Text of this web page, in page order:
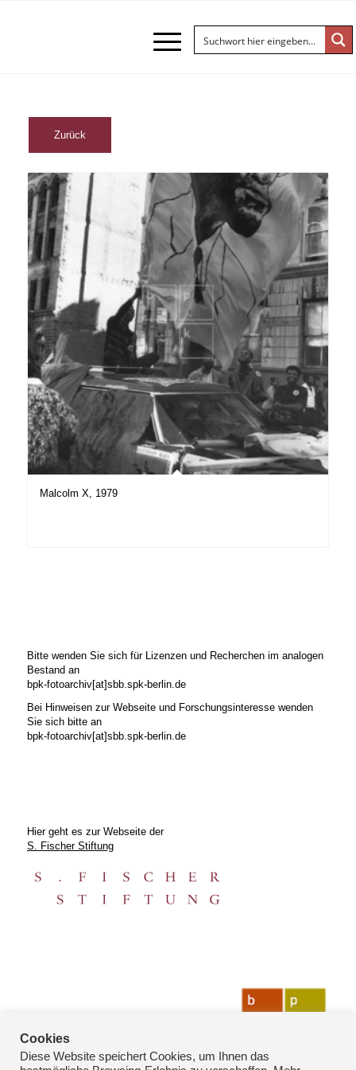
Malcolm X, 1979
Bitte wenden Sie sich für Lizenzen und Recherchen im analogen
Bestand an
bpk-fotoarchiv[at]sbb.spk-berlin.de
Bei Hinweisen zur Webseite und Forschungsinteresse wenden
Sie sich bitte an
bpk-fotoarchiv[at]sbb.spk-berlin.de
Hier geht es zur Webseite der
S. Fischer Stiftung
Cookies
Diese Website speichert Cookies, um Ihnen das